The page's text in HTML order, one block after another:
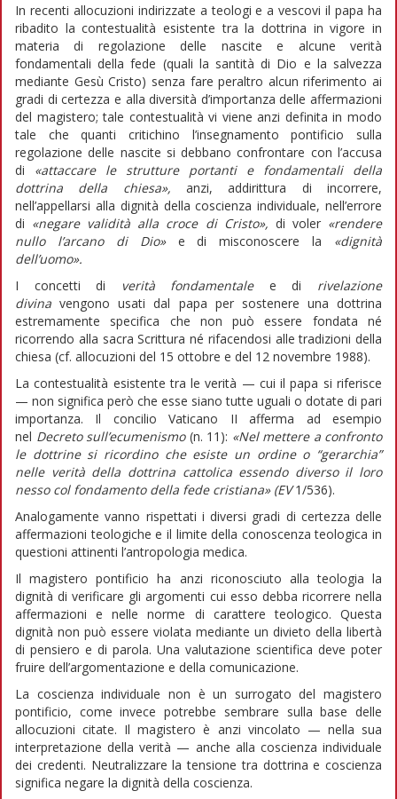
In recenti allocuzioni indirizzate a teologi e a vescovi il papa ha
ribadito la contestualità esistente tra la dottrina in vigore in
materia di regolazione delle nascite e alcune verità
fondamentali della fede (quali la santità di Dio e la salvezza
mediante Gesù Cristo) senza fare peraltro alcun riferimento ai
gradi di certezza e alla diversità d’importanza delle affermazioni
del magistero; tale contestualità vi viene anzi definita in modo
tale che quanti critichino l’insegnamento pontificio sulla
regolazione delle nascite si debbano confrontare con l’accusa
di «attaccare le strutture portanti e fondamentali della
dottrina della chiesa», anzi, addirittura di incorrere,
nell’appellarsi alla dignità della coscienza individuale, nell’errore
di «negare validità alla croce di Cristo», di voler «rendere
nullo l’arcano di Dio» e di misconoscere la «dignità
dell’uomo».
I concetti di
verità fondamentale e di rivelazione
divinavengono usati dal papa per sostenere una dottrina
estremamente specifica che non può essere fondata né
ricorrendo alla sacra Scrittura né rifacendosi alle tradizioni della
chiesa (cf. allocuzioni del 15 ottobre e del 12 novembre 1988).
La contestualità esistente tra le verità — cui il papa si riferisce
— non significa però che esse siano tutte uguali o dotate di pari
importanza. Il concilio Vaticano II afferma ad esempio
nel Decreto sull’ecumenismo (n. 11): «Nel mettere a confronto
le dottrine si ricordino che esiste un ordine o “gerarchia”
nelle verità della dottrina cattolica essendo diverso il loro
nesso col fondamento della fede cristiana» (EV1/536).
Analogamente vanno rispettati i diversi gradi di certezza delle
affermazioni teologiche e il limite della conoscenza teologica in
questioni attinenti l’antropologia medica.
Il magistero pontificio ha anzi riconosciuto alla teologia la
dignità di verificare gli argomenti cui esso debba ricorrere nella
affermazioni e nelle norme di carattere teologico. Questa
dignità non può essere violata mediante un divieto della libertà
di pensiero e di parola. Una valutazione scientifica deve poter
fruire dell’argomentazione e della comunicazione.
La coscienza individuale non è un surrogato del magistero
pontificio, come invece potrebbe sembrare sulla base delle
allocuzioni citate. Il magistero è anzi vincolato — nella sua
interpretazione della verità — anche alla coscienza individuale
dei credenti. Neutralizzare la tensione tra dottrina e coscienza
significa negare la dignità della coscienza.